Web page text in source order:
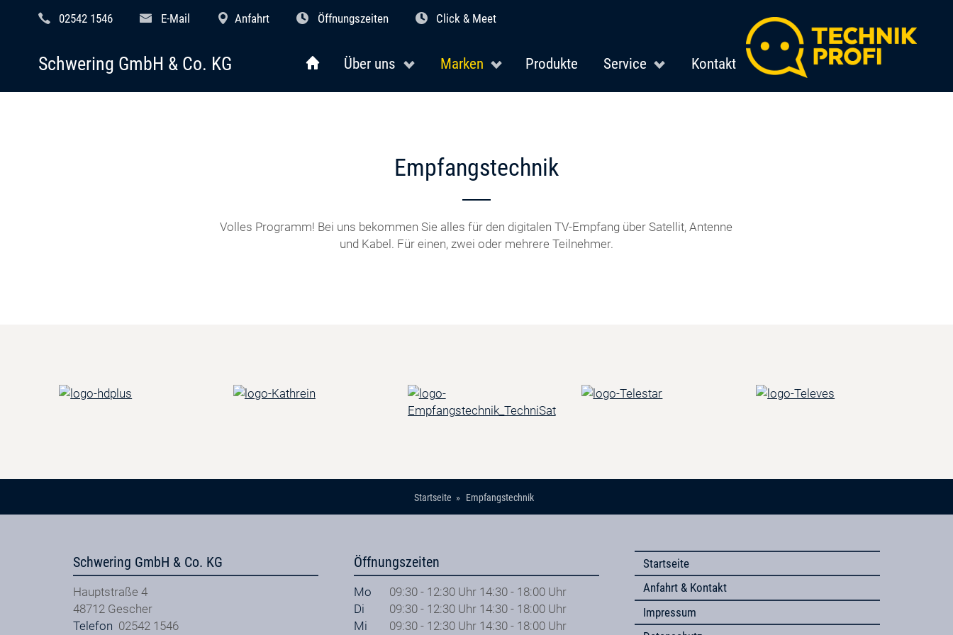
02542 1546 E-Mail Anfahrt Öffnungszeiten Click & Meet
Über uns Marken Produkte Service Kontakt
Schwering GmbH & Co. KG
Empfangstechnik
Volles Programm! Bei uns bekommen Sie alles für den digitalen TV-Empfang über Satellit, Antenne
und Kabel. Für einen, zwei oder mehrere Teilnehmer.
Startseite Empfangstechnik
Schwering GmbH & Co. KG
Hauptstraße 4
48712 Gescher
Telefon 02542 1546
Öffnungszeiten
Mo
09:30 - 12:30 Uhr 14:30 - 18:00 Uhr
Di
09:30 - 12:30 Uhr 14:30 - 18:00 Uhr
Mi
09:30 - 12:30 Uhr 14:30 - 18:00 Uhr
Startseite
Anfahrt & Kontakt
Impressum